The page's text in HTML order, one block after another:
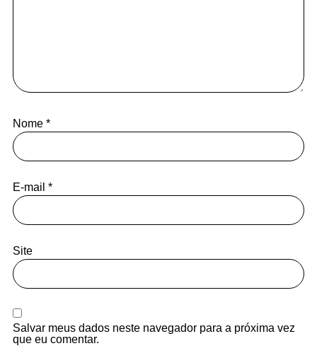
Nome *
E-mail *
Site
Salvar meus dados neste navegador para a próxima vez
que eu comentar.